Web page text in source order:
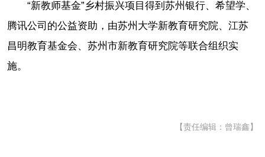
“新教师基金”乡村振兴项目得到苏州银行、希望学、
腾讯公司的公益资助，由苏州大学新教育研究院、江苏
昌明教育基金会、苏州市新教育研究院等联合组织实
施。
【责任编辑：曾瑞鑫】